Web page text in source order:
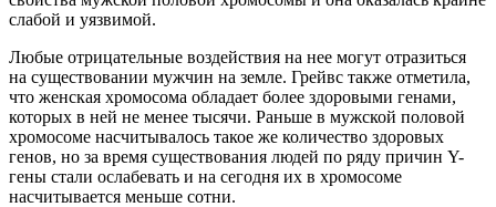
слабой и уязвимой.
Любые отрицательные воздействия на нее могут отразиться
на существовании мужчин на земле. Грейвс также отметила,
что женская хромосома обладает более здоровыми генами,
которых в ней не менее тысячи. Раньше в мужской половой
хромосоме насчитывалось такое же количество здоровых
генов, но за время существования людей по ряду причин Y-
гены стали ослабевать и на сегодня их в хромосоме
насчитывается меньше сотни.